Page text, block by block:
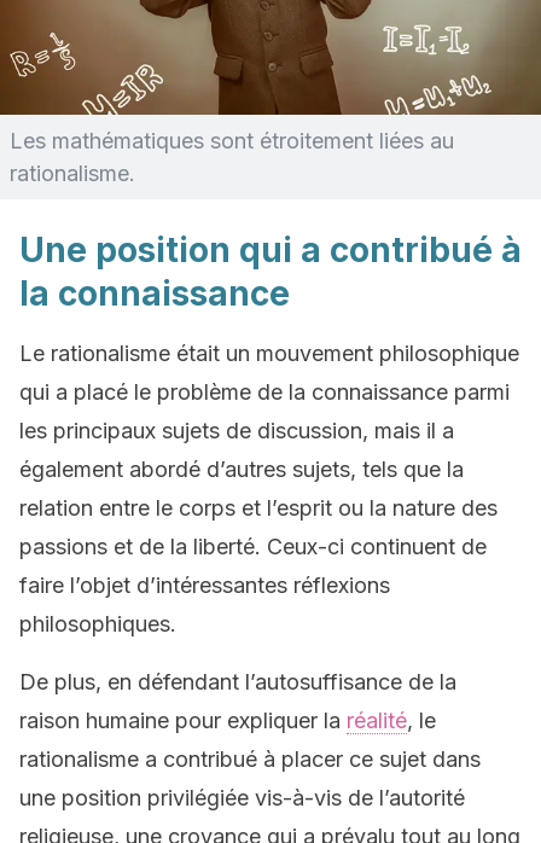
Les mathématiques sont étroitement liées au
rationalisme.
Une position qui a contribué à
la connaissance
Le rationalisme était un mouvement philosophique
qui a placé le problème de la connaissance parmi
les principaux sujets de discussion, mais il a
également abordé d’autres sujets, tels que la
relation entre le corps et l’esprit ou la nature des
passions et de la liberté. Ceux-ci continuent de
faire l’objet d’intéressantes réflexions
philosophiques.
De plus, en défendant l’autosuffisance de la
raison humaine pour expliquer la réalité, le
rationalisme a contribué à placer ce sujet dans
une position privilégiée vis-à-vis de l’autorité
religieuse, une croyance qui a prévalu tout au long